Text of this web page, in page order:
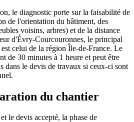
le diagnostic porte sur la faisabilité de
de l'orientation du bâtiment, des
voisins, arbres) et de la distance
d'Évry-Courcouronnes, le principal
celui de la région Île-de-France. Le
de 30 minutes à 1 heure et peut être
dans le devis de travaux si ceux-ci sont
du chantier
le devis accepté, la phase de